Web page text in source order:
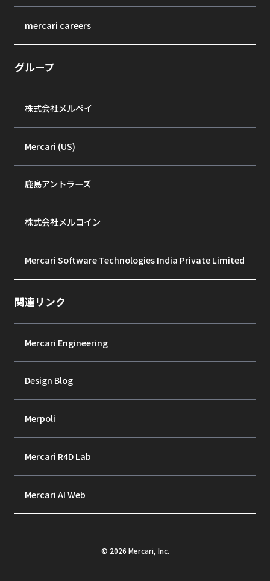
mercari careers
グループ
株式会社メルペイ
Mercari (US)
鹿島アントラーズ
株式会社メルコイン
Mercari Software Technologies India Private Limited
関連リンク
Mercari Engineering
Design Blog
Merpoli
Mercari R4D Lab
Mercari AI Web
© 2026 Mercari, Inc.